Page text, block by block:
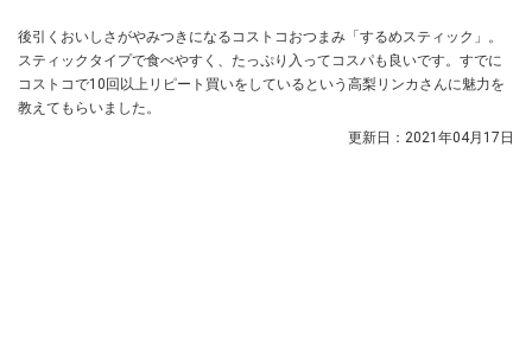
後引くおいしさがやみつきになるコストコおつまみ「するめスティック」。
スティックタイプで食べやすく、たっぷり入ってコスパも良いです。すでに
コストコで10回以上リピート買いをしているという高梨リンカさんに魅力を
教えてもらいました。
更新日： 2021年04月17日